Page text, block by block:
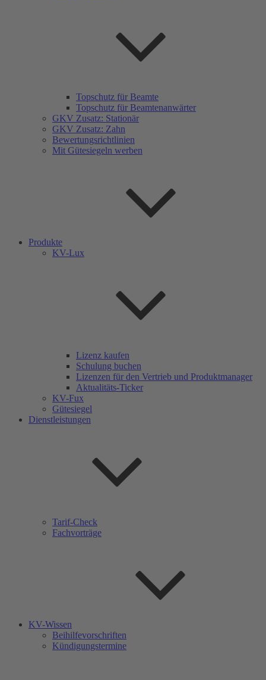
Topschutz für Beamte
Topschutz für Beamtenanwärter
GKV Zusatz: Stationär
GKV Zusatz: Zahn
Bewertungsrichtlinien
Mit Gütesiegeln werben
Produkte
KV-Lux
Lizenz kaufen
Schulung buchen
Lizenzen für den Vertrieb und Produktmanager
Aktualitäts-Ticker
KV-Fux
Gütesiegel
Dienstleistungen
Tarif-Check
Fachvorträge
KV-Wissen
Beihilfevorschriften
Kündigungstermine